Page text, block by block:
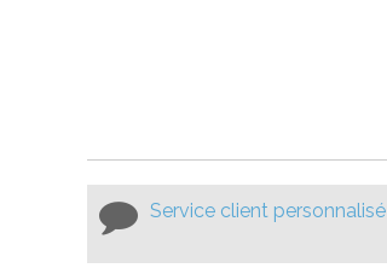
Service client personnalisé